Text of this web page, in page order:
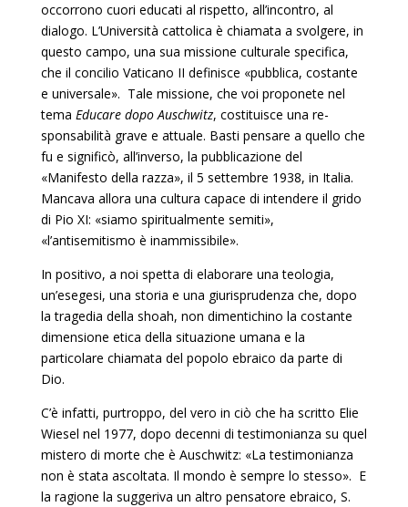
occorrono cuori educati al rispetto, all’incontro, al
dialogo. L’Università cattolica è chiamata a svolgere, in
questo campo, una sua mis­sione culturale specifica,
che il concilio Vaticano II definisce «pubblica, costante
e universale». Tale missione, che voi pro­ponete nel
tema Educare dopo Auschwitz, costituisce una re­
sponsabilità grave e attuale. Basti pensare a quello che
fu e si­gnificò, all’inverso, la pubblicazione del
«Manifesto della raz­za», il 5 settembre 1938, in Italia.
Mancava allora una cultura capace di intendere il grido
di Pio XI: «siamo spiritualmente semiti»,
«l’antisemitismo è inammissibile».
In positivo, a noi spetta di elaborare una teologia,
un’ese­gesi, una storia e una giurisprudenza che, dopo
la tragedia del­la shoah, non dimentichino la costante
dimensione etica della situazione umana e la
particolare chiamata del popolo ebraico da parte di
Dio.
C’è infatti, purtroppo, del vero in ciò che ha scritto Elie
Wiesel nel 1977, dopo decenni di testimonianza su quel
miste­ro di morte che è Auschwitz: «La testimonianza
non è stata ascoltata. Il mondo è sempre lo stesso». E
la ragione la sugge­riva un altro pensatore ebraico, S.